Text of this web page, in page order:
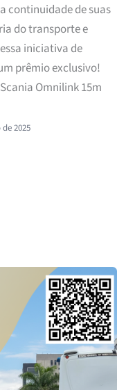
continuidade de suas
do transporte e
iniciativa de
prêmio exclusivo!
Omnilink 15m
2025